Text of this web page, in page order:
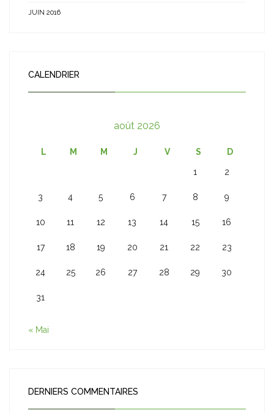
JUIN 2016
CALENDRIER
août 2026
L M M J V S D
1 2
3 4 5 6 7 8 9
10 11 12 13 14 15 16
17 18 19 20 21 22 23
24 25 26 27 28 29 30
31
« Mai
DERNIERS COMMENTAIRES